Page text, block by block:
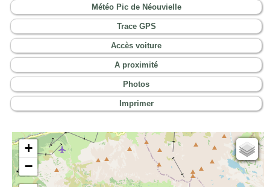
Météo Pic de Néouvielle
Trace GPS
Accès voiture
A proximité
Photos
Imprimer
+
−
Cartes IGN
Open Topo Map
Open Street Map